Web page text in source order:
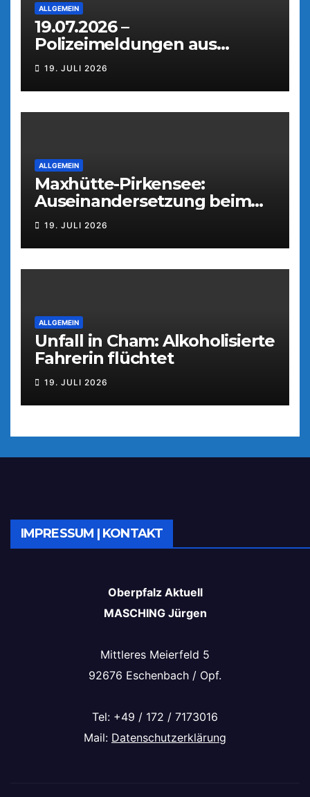
ALLGEMEIN
19.07.2026 –
Polizeimeldungen aus
Weiden
19. JULI 2026
ALLGEMEIN
Maxhütte-Pirkensee:
Auseinandersetzung beim
Parkfest
19. JULI 2026
ALLGEMEIN
Unfall in Cham: Alkoholisierte
Fahrerin flüchtet
19. JULI 2026
IMPRESSUM | KONTAKT
Oberpfalz Aktuell
MASCHING Jürgen
Mittleres Meierfeld 5
92676 Eschenbach / Opf.
Tel: +49 / 172 / 7173016
Mail: Datenschutzerklärung